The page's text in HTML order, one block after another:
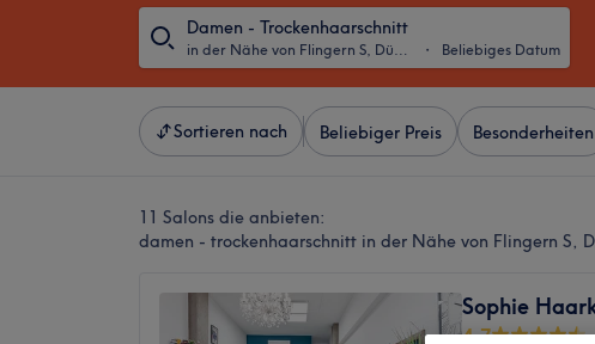
Damen - Trockenhaarschnitt
in der Nähe von Flingern S, Düsseldorf ・ Beliebiges Datum
Sortieren nach Beliebiger Preis Besonderheiten
11 Salons die anbieten:
damen - trockenhaarschnitt in der Nähe von Flingern S,
Sophie
4,7